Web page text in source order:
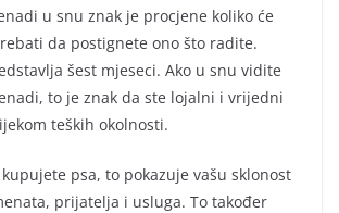
u snu znak je procjene koliko će
da postignete ono što radite.
šest mjeseci. Ako u snu vidite
to je znak da ste lojalni i vrijedni
teških okolnosti.
psa, to pokazuje vašu sklonost
prijatelja i usluga. To također